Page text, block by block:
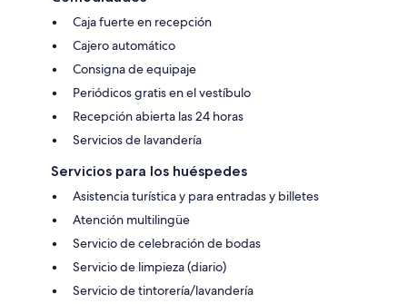
Caja fuerte en recepción
Cajero automático
Consigna de equipaje
Periódicos gratis en el vestíbulo
Recepción abierta las 24 horas
Servicios de lavandería
Servicios para los huéspedes
Asistencia turística y para entradas y billetes
Atención multilingüe
Servicio de celebración de bodas
Servicio de limpieza (diario)
Servicio de tintorería/lavandería